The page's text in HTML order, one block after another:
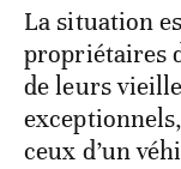
La situation
propriétaires
de leurs
ceux d’un